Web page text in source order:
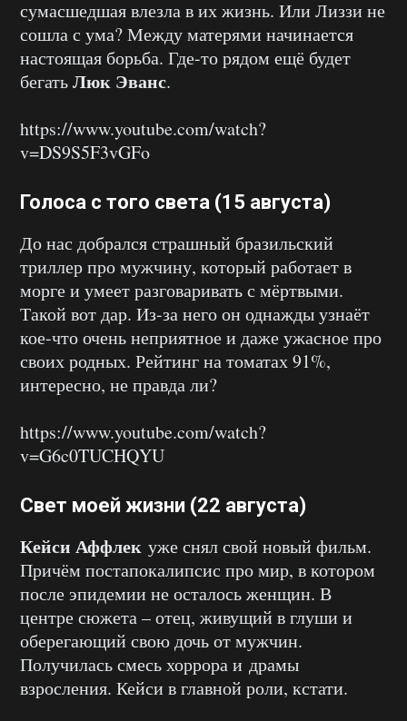
сумасшедшая влезла в их жизнь. Или Лиззи не
сошла с ума? Между матерями начинается
настоящая борьба. Где-то рядом ещё будет
бегатьЛюк Эванс.
https://www.youtube.com/watch?
v=DS9S5F3vGFo
Голоса с того света (15 августа)
До нас добрался страшный бразильский
триллер про мужчину, который работает в
морге и умеет разговаривать с мёртвыми.
Такой вот дар. Из-за него он однажды узнаёт
кое-что очень неприятное и даже ужасное про
своих родных. Рейтинг на томатах 91%,
интересно, не правда ли?
https://www.youtube.com/watch?
v=G6c0TUCHQYU
Свет моей жизни (22 августа)
Кейси Аффлек уже снял свой новый фильм.
Причём постапокалипсис про мир, в котором
после эпидемии не осталось женщин. В
центре сюжета – отец, живущий в глуши и
оберегающий свою дочь от мужчин.
Получилась смесь хоррора и драмы
взросления. Кейси в главной роли, кстати.